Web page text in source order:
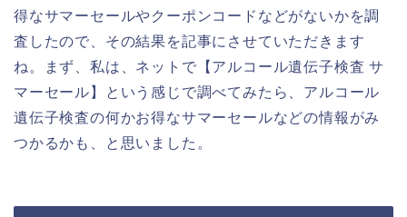
得なサマーセールやクーポンコードなどがないかを調
査したので、その結果を記事にさせていただきます
ね。まず、私は、ネットで【アルコール遺伝子検査 サ
マーセール】という感じで調べてみたら、アルコール
遺伝子検査の何かお得なサマーセールなどの情報がみ
つかるかも、と思いました。